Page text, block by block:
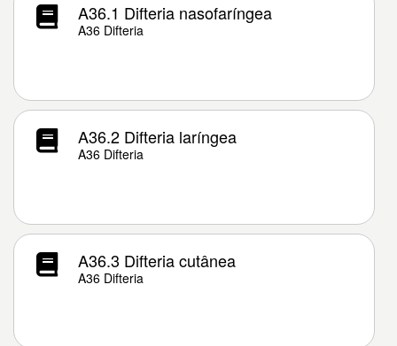
A36.1 Difteria nasofaríngea
A36 Difteria
A36.2 Difteria laríngea
A36 Difteria
A36.3 Difteria cutânea
A36 Difteria